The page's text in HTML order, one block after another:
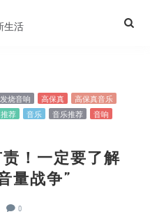
发烧音响 高保真
高保真音乐
推荐 音乐 音乐推荐
音响
！一定要了解
量战争”
0